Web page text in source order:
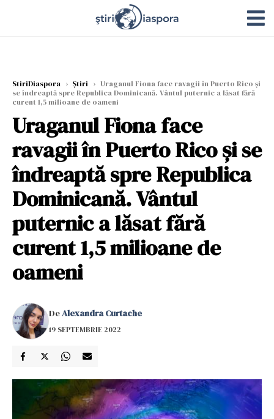
StiriDiaspora › Știri › Uraganul Fiona face ravagii în Puerto Rico și
se îndreaptă spre Republica Dominicană. Vântul puternic a lăsat fără
curent 1,5 milioane de oameni
Uraganul Fiona face
ravagii în Puerto Rico și se
îndreaptă spre Republica
Dominicană. Vântul
puternic a lăsat fără
curent 1,5 milioane de
oameni
DeAlexandra Curtache
19 SEPTEMBRIE 2022